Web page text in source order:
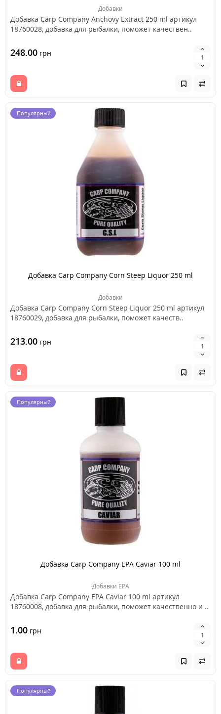
Добавки
Добавка Carp Company Anchovy Extract 250 ml артикул
18760028, добавка для рыбалки, поможет качествен..
248.00 грн
Популярный
Добавка Carp Company Corn Steep Liquor 250 ml
Добавки
Добавка Carp Company Corn Steep Liquor 250 ml артикул
18760029, добавка для рыбалки, поможет качеств..
213.00 грн
Популярный
Добавка Carp Company EPA Caviar 100 ml
Добавки EPA
Добавка Carp Company EPA Caviar 100 ml артикул
18760008, добавка для рыбалки, поможет качественно и ..
1.00 грн
Популярный